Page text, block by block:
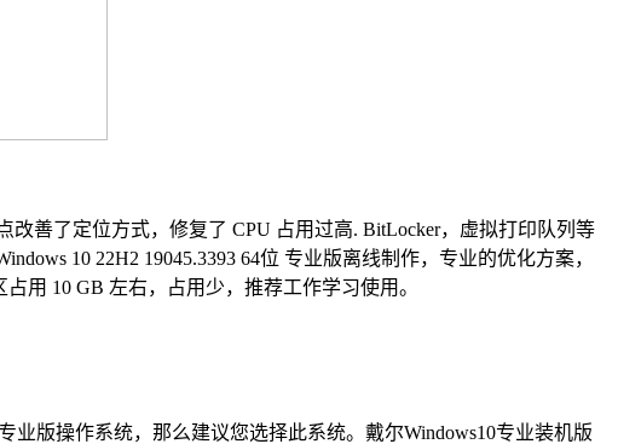
善了定位方式，修复了 CPU 占用过高. BitLocker，虚拟打印队列等
10 22H2 19045.3393 64位 专业版离线制作，专业的优化方案，
用 10 GB 左右，占用少，推荐工作学习使用。
版操作系统，那么建议您选择此系统。戴尔Windows10专业装机版